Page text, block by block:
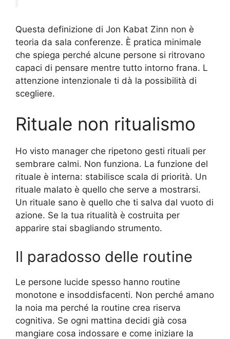
Questa definizione di Jon Kabat Zinn non è
teoria da sala conferenze. È pratica minimale
che spiega perché alcune persone si ritrovano
capaci di pensare mentre tutto intorno frana. L
attenzione intenzionale ti dà la possibilità di
scegliere.
Rituale non ritualismo
Ho visto manager che ripetono gesti rituali per
sembrare calmi. Non funziona. La funzione del
rituale è interna: stabilisce scala di priorità. Un
rituale malato è quello che serve a mostrarsi.
Un rituale sano è quello che ti salva dal vuoto di
azione. Se la tua ritualità è costruita per
apparire stai sbagliando strumento.
Il paradosso delle routine
Le persone lucide spesso hanno routine
monotone e insoddisfacenti. Non perché amano
la noia ma perché la routine crea riserva
cognitiva. Se ogni mattina decidi già cosa
mangiare cosa indossare e come iniziare la